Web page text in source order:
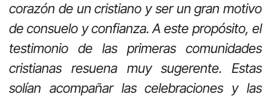
corazón de un cristiano y ser un gran motivo
de consuelo y confianza. A este propósito, el
testimonio de las primeras comunidades
cristianas resuena muy sugerente. Estas
solían acompañar las celebraciones y las